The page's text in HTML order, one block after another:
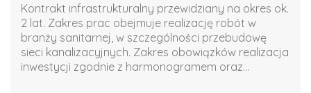
Kontrakt infrastrukturalny przewidziany na okres ok.
2 lat. Zakres prac obejmuje realizację robót w
branży sanitarnej, w szczególności przebudowę
sieci kanalizacyjnych. Zakres obowiązków realizacja
inwestycji zgodnie z harmonogramem oraz...